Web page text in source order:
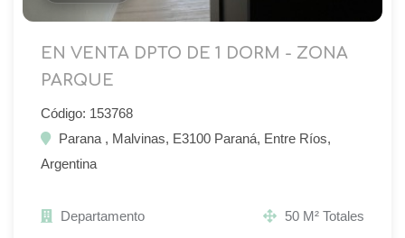
EN VENTA DPTO DE 1 DORM - ZONA
PARQUE
Código: 153768
Parana , Malvinas, E3100 Paraná, Entre Ríos,
Argentina
Departamento 50 M² Totales